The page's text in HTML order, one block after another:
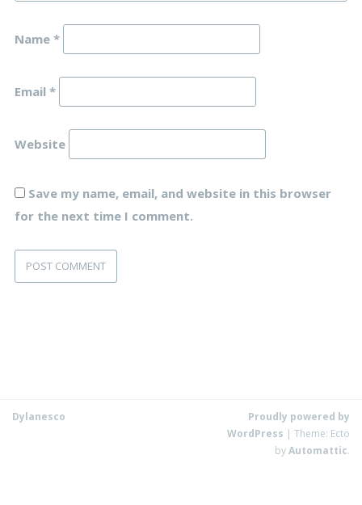
Name *
Email *
Website
Save my name, email, and website in this browser
for the next time I comment.
Dylanesco
Proudly powered by
WordPress | Theme: Ecto
byAutomattic.